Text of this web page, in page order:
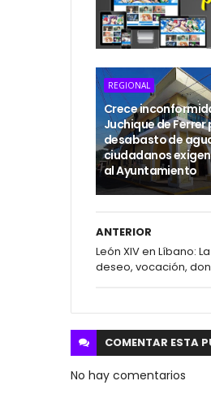
REGIONAL
Crece
Juchique de Ferrer
desabasto de
ciudadanos
al Ayuntamiento
ANTERIOR
León XIV en Líbano:
deseo, vocación, don
COMENTAR ESTA
No hay comentarios